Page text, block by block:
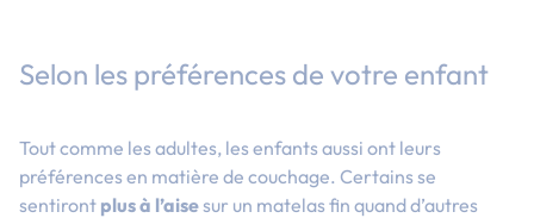
Selon les préférences de votre enfant
Tout comme les adultes, les enfants aussi ont leurs
préférences en matière de couchage. Certains se
sentiront plus à l’aisesur un matelas fin quand d’autres